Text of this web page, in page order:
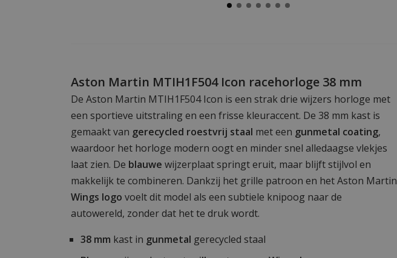
Aston Martin MTIH1F504 Icon racehorloge 38 mm
De Aston Martin MTIH1F504 Icon is een strak drie wijzers horloge met
een sportieve uitstraling en een frisse kleuraccent. De 38 mm kast is
gemaakt van gerecycled roestvrij staal met een gunmetal coating,
waardoor het horloge modern oogt en minder snel alledaagse vlekjes
laat zien. De blauwe wijzerplaat springt eruit, maar blijft stijlvol en
makkelijk te combineren. Dankzij het grille patroon en het Aston Martin
Wings logo voelt dit model als een subtiele knipoog naar de
autowereld, zonder dat het te druk wordt.
38 mm kast in gunmetal gerecycled staal